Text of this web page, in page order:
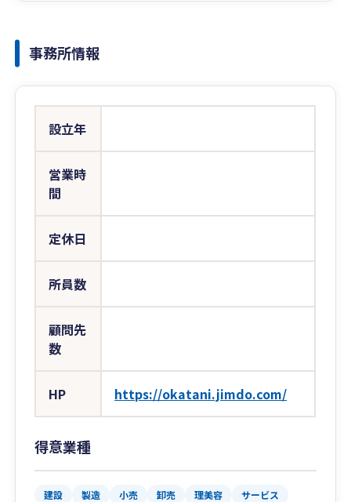
事務所情報
設立年
営業時
間
定休日
所員数
顧問先
数
HP https://okatani.jimdo.com/
得意業種
建設 製造 小売 卸売 理美容
サービス